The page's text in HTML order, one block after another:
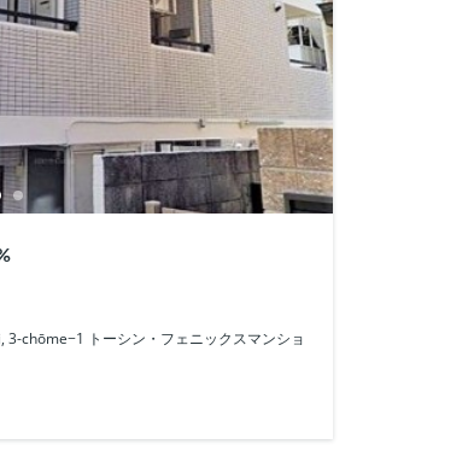
chōme−1 トーシン・フェニックスマンショ